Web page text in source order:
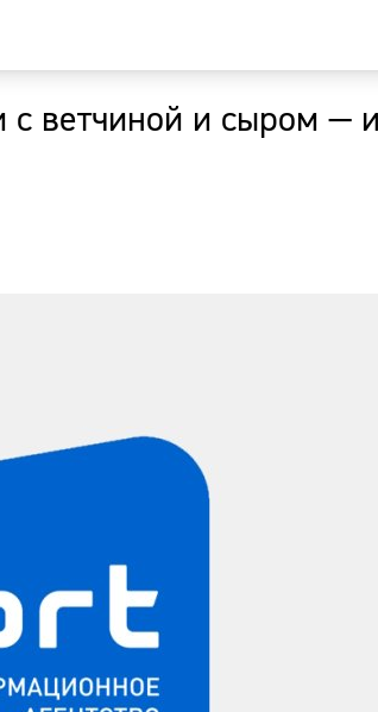
с ветчиной и сыром —
Главная
Курсы валют